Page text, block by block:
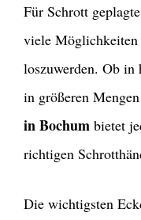
Für Schrott
viele
loszuwerden. Ob in
in größeren
in Bochum bietet
richtigen
Die wichtigsten